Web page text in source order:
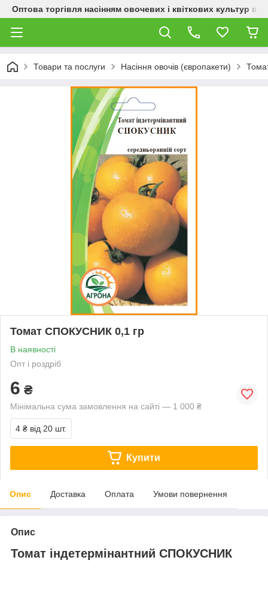
Оптова торгівля насінням овочевих і квіткових культур
Товари та послуги Насіння овочів (європакети)
Томат СПОКУСНИК 0,1 гр
В наявності
Опт і роздріб
6 ₴
Мінімальна сума замовлення на сайті — 1 000 ₴
4 ₴ від 20 шт.
Купити
Опис Доставка Оплата Умови повернення
Опис
Томат індетермінантний СПОКУСНИК